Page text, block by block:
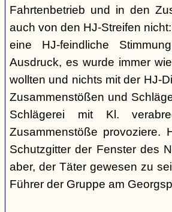
Fahrtenbetrieb und in den
auch von den HJ-Streifen
eine HJ-feindliche
Ausdruck, es wurde immer
wollten und nichts mit der HJ-
Zusammenstößen und
Schlägerei mit Kl.
Zusammenstöße
Schutzgitter der Fenster des
aber, der Täter gewesen zu
Führer der Gruppe am